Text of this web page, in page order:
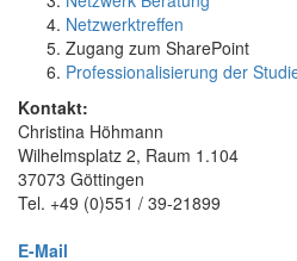
Netzwerktreffen
Zugang zum SharePoint
Professionalisierung der
Kontakt:
Christina Höhmann
Wilhelmsplatz 2, Raum 1.104
37073 Göttingen
Tel. +49 (0)551 / 39-21899
E-Mail